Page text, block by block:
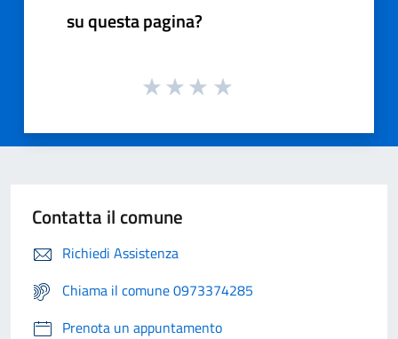
su questa pagina?
Contatta il comune
Richiedi Assistenza
Chiama il comune 0973374285
Prenota un appuntamento